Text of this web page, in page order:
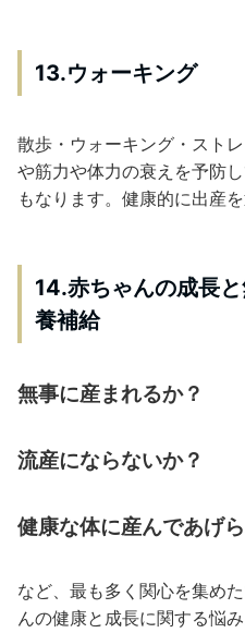
13.ウォーキング
散歩・ウォーキング・スト
や筋力や体力の衰えを予防
もなります。健康的に出産
14.赤ちゃんの成長
養補給
無事に産まれるか？
流産にならないか？
健康な体に産んであげ
など、最も多く関心を集め
んの健康と成長に関する悩み